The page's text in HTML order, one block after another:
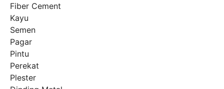
Fiber Cement
Kayu
Semen
Pagar
Pintu
Perekat
Plester